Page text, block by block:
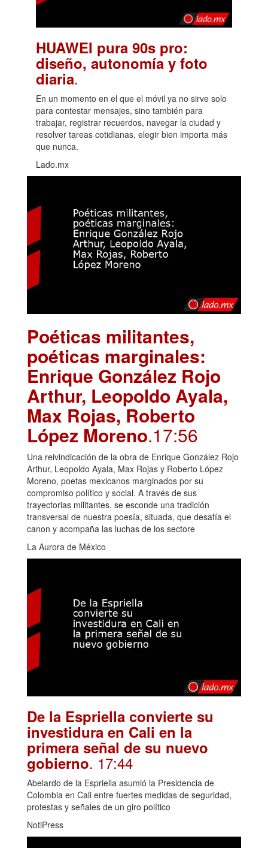
HUAWEI pura 90s pro:
diseño, autonomía y foto
diaria.
En un momento en el que el móvil ya no sirve solo
para contestar mensajes, sino también para
trabajar, registrar recuerdos, navegar la ciudad y
resolver tareas cotidianas, elegir bien importa más
que nunca.
Lado.mx
Poéticas militantes,
poéticas marginales:
Enrique González Rojo
Arthur, Leopoldo Ayala,
Max Rojas, Roberto
López Moreno.17:56
Una reivindicación de la obra de Enrique González Rojo
Arthur, Leopoldo Ayala, Max Rojas y Roberto López
Moreno, poetas mexicanos marginados por su
compromiso político y social. A través de sus
trayectorias militantes, se esconde una tradición
transversal de nuestra poesía, situada, que desafía el
canon y acompaña las luchas de los sectore
La Aurora de México
De la Espriella convierte su
investidura en Cali en la
primera señal de su nuevo
gobierno. 17:44
Abelardo de la Espriella asumió la Presidencia de
Colombia en Cali entre fuertes medidas de seguridad,
protestas y señales de un giro político
NotiPress